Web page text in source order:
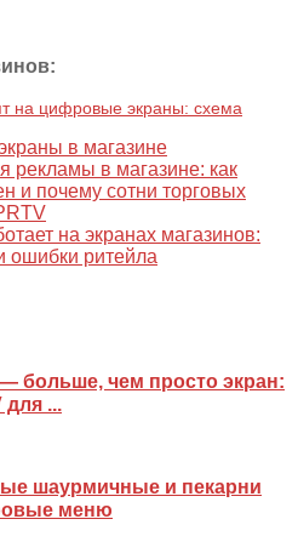
на цифровые экраны: схема
в магазине
рекламы в магазине: как
и почему сотни торговых
на экранах магазинов:
ритейла
больше, чем просто экран:
для ...
шаурмичные и пекарни
меню